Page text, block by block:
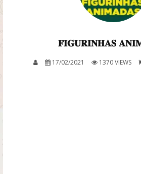
𝐅𝐈𝐆𝐔𝐑𝐈𝐍𝐇𝐀𝐒
17/02/2021 1370 VIEWS